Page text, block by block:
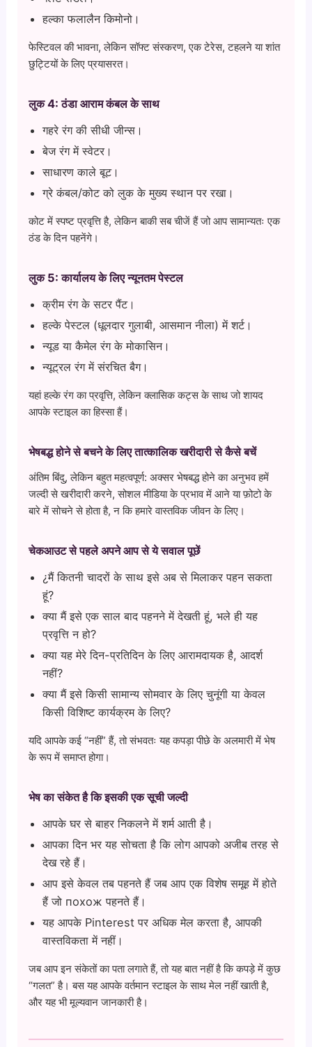
हल्का फलालैन किमोनो।
फेस्टिवल की भावना, लेकिन सॉफ्ट संस्करण, एक टेरेस, टहलने या शांत
छुट्टियों के लिए प्रयासरत।
लुक 4: ठंडा आराम कंबल के साथ
गहरे रंग की सीधी जीन्स।
बेज रंग में स्वेटर।
साधारण काले बूट।
ग्रे कंबल/कोट को लुक के मुख्य स्थान पर रखा।
कोट में स्पष्ट प्रवृत्ति है, लेकिन बाकी सब चीजें हैं जो आप सामान्यतः एक
ठंड के दिन पहनेंगे।
लुक 5: कार्यालय के लिए न्यूनतम पेस्टल
क्रीम रंग के सटर पैंट।
हल्के पेस्टल (धूलदार गुलाबी, आसमान नीला) में शर्ट।
न्यूड या कैमेल रंग के मोकासिन।
न्यूट्रल रंग में संरचित बैग।
यहां हल्के रंग का प्रवृत्ति, लेकिन क्लासिक कट्स के साथ जो शायद
आपके स्टाइल का हिस्सा हैं।
भेषबद्ध होने से बचने के लिए तात्कालिक खरीदारी से कैसे बचें
अंतिम बिंदु, लेकिन बहुत महत्वपूर्ण: अक्सर भेषबद्ध होने का अनुभव हमें
जल्दी से खरीदारी करने, सोशल मीडिया के प्रभाव में आने या फ़ोटो के
बारे में सोचने से होता है, न कि हमारे वास्तविक जीवन के लिए।
चेकआउट से पहले अपने आप से ये सवाल पूछें
¿मैं कितनी चादरों के साथ इसे अब से मिलाकर पहन सकता
हूं?
क्या मैं इसे एक साल बाद पहनने में देखती हूं, भले ही यह
प्रवृत्ति न हो?
क्या यह मेरे दिन-प्रतिदिन के लिए आरामदायक है, आदर्श
नहीं?
क्या मैं इसे किसी सामान्य सोमवार के लिए चुनूंगी या केवल
किसी विशिष्ट कार्यक्रम के लिए?
यदि आपके कई “नहीं” हैं, तो संभवतः यह कपड़ा पीछे के अलमारी में भेष
के रूप में समाप्त होगा।
भेष का संकेत है कि इसकी एक सूची जल्दी
आपके घर से बाहर निकलने में शर्म आती है।
आपका दिन भर यह सोचता है कि लोग आपको अजीब तरह से
देख रहे हैं।
आप इसे केवल तब पहनते हैं जब आप एक विशेष समूह में होते
हैं जो похож पहनते हैं।
यह आपके Pinterest पर अधिक मेल करता है, आपकी
वास्तविकता में नहीं।
जब आप इन संकेतों का पता लगाते हैं, तो यह बात नहीं है कि कपड़े में कुछ
“गलत” है। बस यह आपके वर्तमान स्टाइल के साथ मेल नहीं खाती है,
और यह भी मूल्यवान जानकारी है।